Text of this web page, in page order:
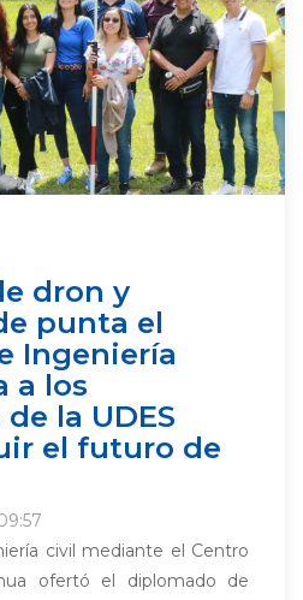
dron y
punta el
Ingeniería
a los
la UDES
el futuro de
civil mediante el Centro
ofertó el diplomado de